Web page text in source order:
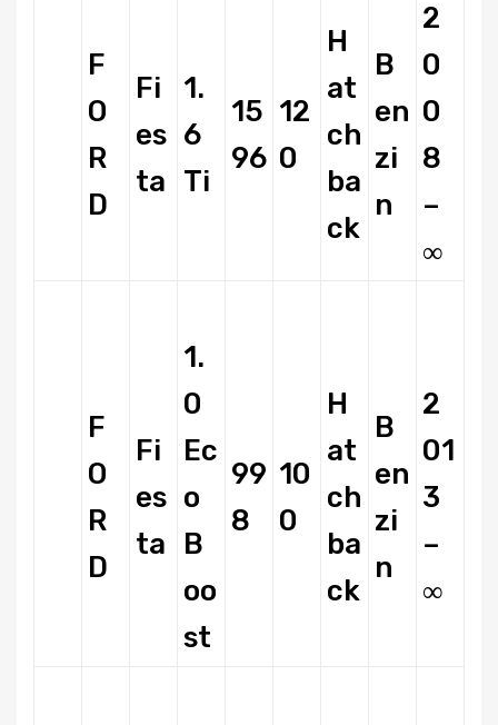
F
O
R
D
Fi
es
ta
1.
6
Ti
15
96
12
0
H
at
ch
ba
ck
B
en
zi
n
2
0
0
8
–
∞
F
O
R
D
Fi
es
ta
1.
0
Ec
o
B
oo
st
99
8
10
0
H
at
ch
ba
ck
B
en
zi
n
2
01
3
–
∞